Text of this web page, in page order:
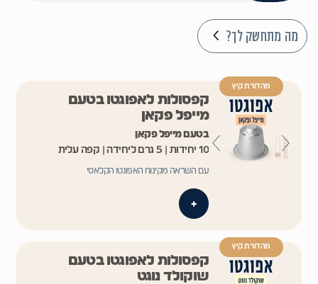
מה מתחשק לך?
מהדורת קיץ
קפסולות לאפוגטו בטעם
מייפל פקאן
בטעם מייפל פקאן
10 יחידות | 5 גרם ליחידה | קפה עלית
עם השראה מקינוח האפוגטו הקלאסי
+
מהדורת קיץ
קפסולות לאפוגטו בטעם
שוקולד נוגט